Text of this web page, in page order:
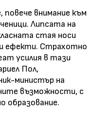
повече внимание към
Липсата на
стая носи
ефекти. Страхотно
усилия в тази
Пол,
министър на
възможности, с
образование.